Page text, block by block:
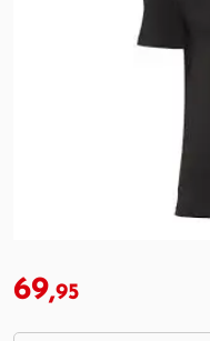
69,95